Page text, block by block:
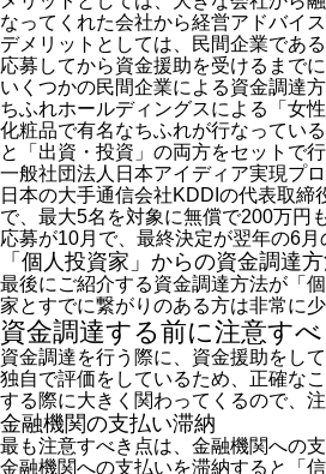
なってくれた会社から経営アドバイ
デメリットとしては、民間企業であ
応募してから資金援助を受けるまで
いくつかの民間企業による資金調達
ちふれホールディングスによる「女
化粧品で有名なちふれが行なってい
と「出資・投資」の両方をセットで
一般社団法人日本アイディア実現プ
日本の大手通信会社KDDIの代表取締
で、最大5名を対象に無償で200万円
応募が10月で、最終決定が翌年の6
「個人投資家」からの資金調達
最後にご紹介する資金調達方法が「
家とすでに繋がりのある方は非常に
資金調達する前に注意す
資金調達を行う際に、資金援助をし
独自で評価をしているため、正確な
する際に大きく関わってくるので、
金融機関の支払い滞納
最も注意すべき点は、金融機関への支
金融機関への支払いを滞納すると「